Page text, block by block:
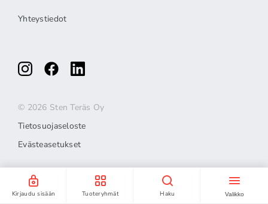
Kirjaudu sisään Tuoteryhmät Haku Valikko
Yhteystiedot
© 2026 Sten Teräs Oy
Tietosuojaseloste
Evästeasetukset